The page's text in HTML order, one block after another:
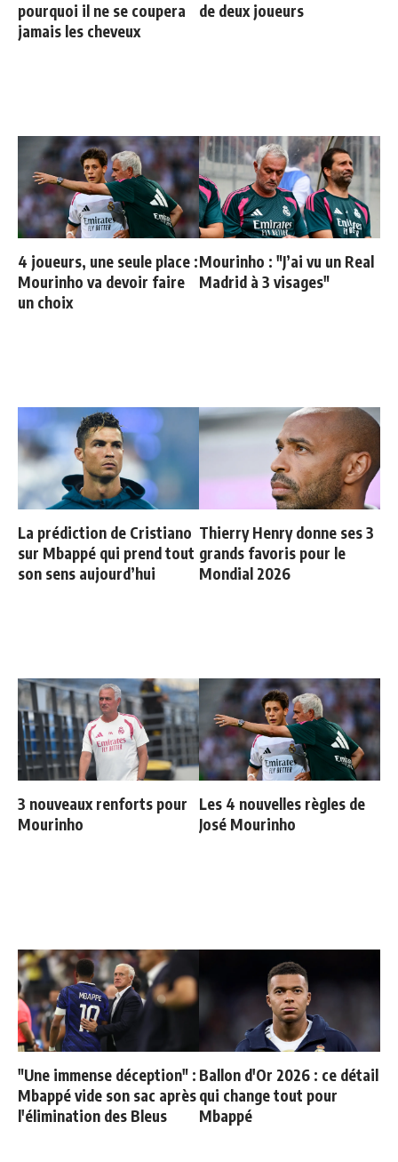
pourquoi il ne se coupera
jamais les cheveux
de deux joueurs
4 joueurs, une seule place :
Mourinho va devoir faire
un choix
Mourinho : "J’ai vu un Real
Madrid à 3 visages"
La prédiction de Cristiano
sur Mbappé qui prend tout
son sens aujourd’hui
Thierry Henry donne ses 3
grands favoris pour le
Mondial 2026
3 nouveaux renforts pour
Mourinho
Les 4 nouvelles règles de
José Mourinho
"Une immense déception" :
Mbappé vide son sac après
l'élimination des Bleus
Ballon d'Or 2026 : ce détail
qui change tout pour
Mbappé